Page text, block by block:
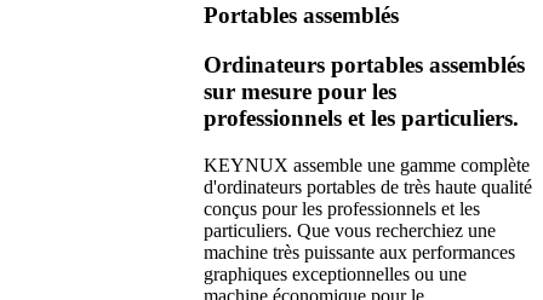
Portables assemblés
Ordinateurs portables assemblés
sur mesure pour les
professionnels et les particuliers.
KEYNUX assemble une gamme complète
d'ordinateurs portables de très haute qualité
conçus pour les professionnels et les
particuliers. Que vous recherchiez une
machine très puissante aux performances
graphiques exceptionnelles ou une
machine économique pour le